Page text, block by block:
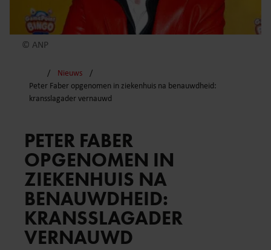
© ANP
Nieuws
Peter Faber opgenomen in ziekenhuis na benauwdheid:
kransslagader vernauwd
PETER FABER
OPGENOMEN IN
ZIEKENHUIS NA
BENAUWDHEID:
KRANSSLAGADER
VERNAUWD